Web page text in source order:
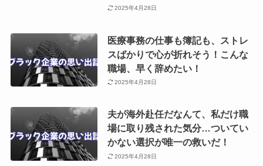
2025年4月28日
医療事務の仕事も簿記も、ストレ
スばかりで心が折れそう！こんな
職場、早く辞めたい！
2025年4月28日
夫が海外赴任だなんて、私だけ職
場に取り残された気分…ついてい
かない選択が唯一の救いだ！
2025年4月28日